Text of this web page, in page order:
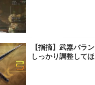
【指摘】武器バラ
しっかり調整して